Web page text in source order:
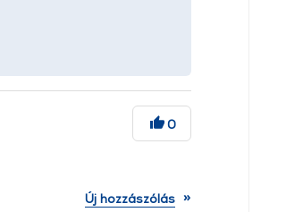
0
Új hozzászólás »